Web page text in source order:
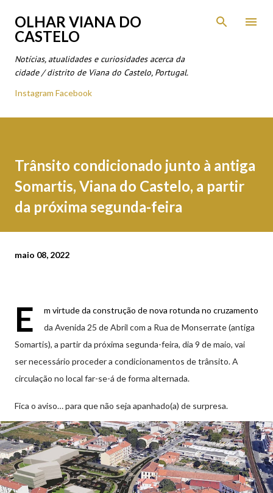
Avançar para o conteúdo principal
OLHAR VIANA DO
CASTELO
Notícias, atualidades e curiosidades acerca da
cidade / distrito de Viana do Castelo, Portugal.
Instagram Facebook
Trânsito condicionado junto à antiga
Somartis, Viana do Castelo, a partir
da próxima segunda-feira
maio 08, 2022
E
m virtude da construção de nova rotunda no cruzamento
da Avenida 25 de Abril com a Rua de Monserrate (antiga
Somartis), a partir da próxima segunda-feira, dia 9 de maio, vai
ser necessário proceder a condicionamentos de trânsito. A
circulação no local far-se-á de forma alternada.
Fica o aviso… para que não seja apanhado(a) de surpresa.